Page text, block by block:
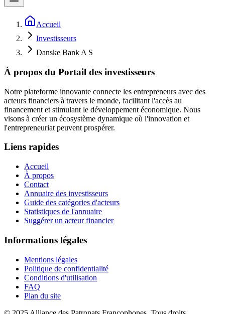
Accueil
Investisseurs
Danske Bank A S
À propos du Portail des investisseurs
Notre plateforme innovante connecte les entrepreneurs avec des
acteurs financiers à travers le monde, facilitant l'accès au
financement et stimulant le développement économique. Nous
visons à créer un écosystème dynamique où l'innovation et
l'entrepreneuriat peuvent prospérer.
Liens rapides
Accueil
À propos
Contact
Annuaire des investisseurs
Guide des catégories d'acteurs
Statistiques de l'annuaire
Suggérer un acteur financier
Informations légales
Mentions légales
Politique de confidentialité
Conditions d'utilisation
FAQ
Plan du site